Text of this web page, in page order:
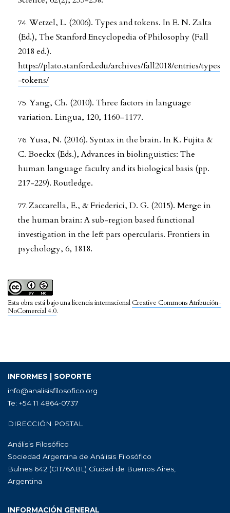
Esta obra está bajo una licencia internacional Creative Commons Atribución-
NoComercial 4.0.
Wetzel, L. (2006). Types and tokens. In E. N. Zalta
(Ed.), The Stanford Encyclopedia of Philosophy (Fall
2018 ed.).
https://plato.stanford.edu/archives/fall2018/entries/types
-tokens/
Yang, Ch. (2010). Three factors in language
variation. Lingua, 120, 1160–1177.
Yusa, N. (2016). Syntax in the brain. In K. Fujita &
C. Boeckx (Eds.), Advances in biolinguistics: The
human language faculty and its biological basis (pp.
217-229). Routledge.
Zaccarella, E., & Friederici, D. G. (2015). Merge in
the human brain: A sub-region based functional
investigation in the left pars opercularis. Frontiers in
psychology, 6, 1818.
INFORMES | SOPORTE
info@analisisfilosofico.org
Te: +54 11 4864-0737
DIRECCIÓN POSTAL
Análisis Filosófico
Sociedad Argentina de Análisis Filosófico
Bulnes 642 (C1176ABL) Ciudad de Buenos Aires,
Argentina
INFORMACIÓN GENERAL